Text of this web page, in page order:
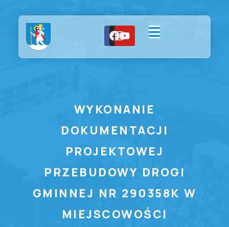
WYKONANIE
DOKUMENTACJI
PROJEKTOWEJ
PRZEBUDOWY DROGI
GMINNEJ NR 290358K W
MIEJSCOWOŚCI